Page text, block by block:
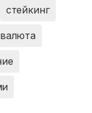
стейкинг